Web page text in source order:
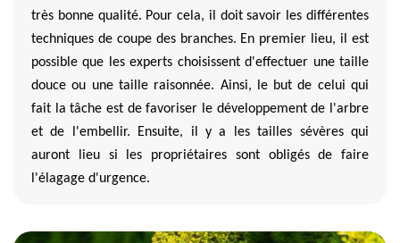
très bonne qualité. Pour cela, il doit savoir les différentes
techniques de coupe des branches. En premier lieu, il est
possible que les experts choisissent d'effectuer une taille
douce ou une taille raisonnée. Ainsi, le but de celui qui
fait la tâche est de favoriser le développement de l'arbre
et de l'embellir. Ensuite, il y a les tailles sévères qui
auront lieu si les propriétaires sont obligés de faire
l'élagage d'urgence.